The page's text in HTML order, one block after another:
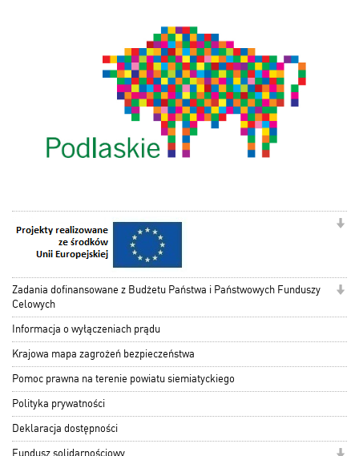
Zadania dofinansowane z Budżetu Państwa i Państwowych Funduszy
Celowych
Informacja o wyłączeniach prądu
Krajowa mapa zagrożeń bezpieczeństwa
Pomoc prawna na terenie powiatu siemiatyckiego
Polityka prywatności
Deklaracja dostępności
Fundusz solidarnościowy